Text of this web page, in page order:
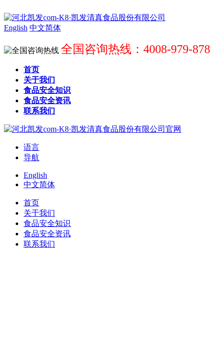
English 中文简体
全国咨询热线：4008-979-878
首页
关于我们
食品安全知识
食品安全资讯
联系我们
语言
导航
English
中文简体
首页
关于我们
食品安全知识
食品安全资讯
联系我们